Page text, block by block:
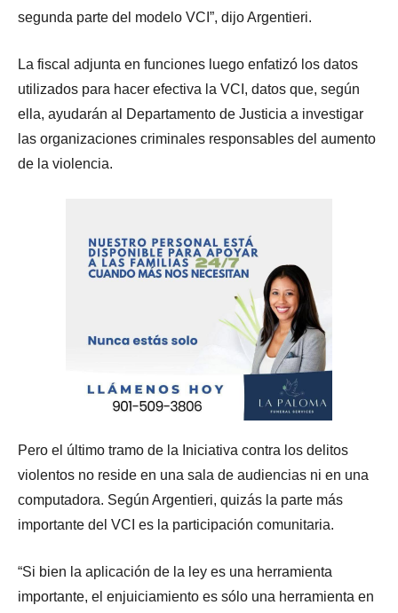
segunda parte del modelo VCI”, dijo Argentieri.
La fiscal adjunta en funciones luego enfatizó los datos
utilizados para hacer efectiva la VCI, datos que, según
ella, ayudarán al Departamento de Justicia a investigar
las organizaciones criminales responsables del aumento
de la violencia.
Pero el último tramo de la Iniciativa contra los delitos
violentos no reside en una sala de audiencias ni en una
computadora. Según Argentieri, quizás la parte más
importante del VCI es la participación comunitaria.
“Si bien la aplicación de la ley es una herramienta
importante, el enjuiciamiento es sólo una herramienta en